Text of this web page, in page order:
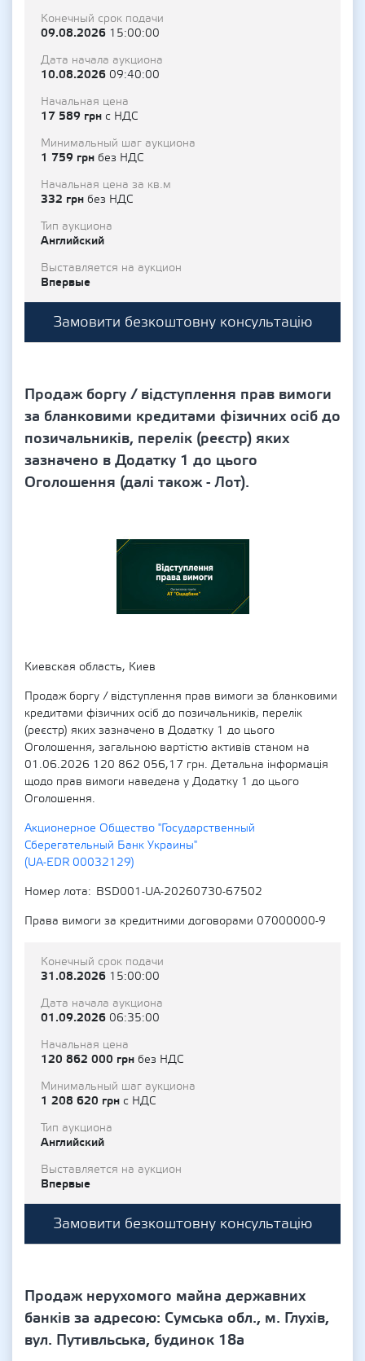
Конечный срок подачи
09.08.2026 15:00:00
Дата начала аукциона
10.08.2026 09:40:00
Начальная цена
17 589 грн с НДС
Минимальный шаг аукциона
1 759 грн без НДС
Начальная цена за кв.м
332 грн без НДС
Тип аукциона
Английский
Выставляется на аукцион
Впервые
Замовити безкоштовну консультацію
Продаж боргу / відступлення прав вимоги
за бланковими кредитами фізичних осіб до
позичальників, перелік (реєстр) яких
зазначено в Додатку 1 до цього
Оголошення (далі також - Лот).
Киевская область, Киев
Продаж боргу / відступлення прав вимоги за бланковими
кредитами фізичних осіб до позичальників, перелік
(реєстр) яких зазначено в Додатку 1 до цього
Оголошення, загальною вартістю активів станом на
01.06.2026 120 862 056,17 грн. Детальна інформація
щодо прав вимоги наведена у Додатку 1 до цього
Оголошення.
Акционерное Общество "Государственный
Сберегательный Банк Украины"
(UA-EDR 00032129)
Номер лота
BSD001-UA-20260730-67502
Права вимоги за кредитними договорами 07000000-9
Конечный срок подачи
31.08.2026 15:00:00
Дата начала аукциона
01.09.2026 06:35:00
Начальная цена
120 862 000 грн без НДС
Минимальный шаг аукциона
1 208 620 грн с НДС
Тип аукциона
Английский
Выставляется на аукцион
Впервые
Замовити безкоштовну консультацію
Продаж нерухомого майна державних
банків за адресою: Сумська обл., м. Глухів,
вул. Путивльська, будинок 18а